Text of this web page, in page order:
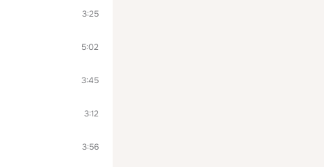
3:25
5:02
3:45
3:12
3:56